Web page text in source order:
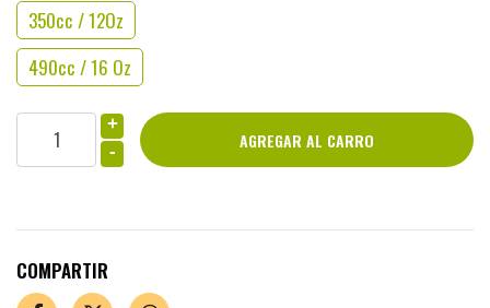
350cc / 12Oz
490cc / 16 Oz
+
-
COMPARTIR